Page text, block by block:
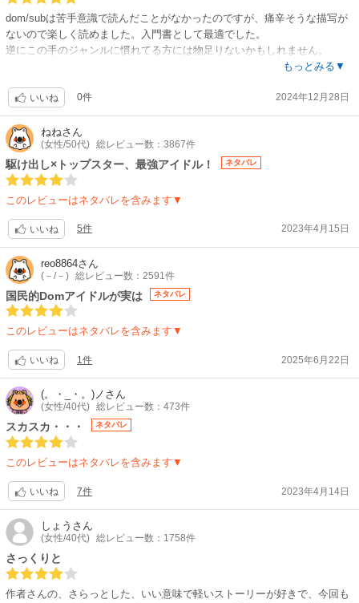
dom/subは苦手意識で読んだことがなかったのですが、痛辛そうな描写が
ないので楽しく読めました。入門書として最適でした。
逆にこの手のジャンルに慣れてる方には物足りないかもしれません。
ストーリーはわりとオーソドックスですが、その分しっかりと組まれてい
描かれているように思います。
受の子がそれなりにしっかりしてたのが高ポイントです。
あとさっぱりとした絵柄の中に魅力が詰まってます。
買ってよかったです。
もっとみる▼
いいね 0件 2024年12月28日
ねねさん
(女性/50代) 総レビュー数：3867件
駆け出し×トップスター、最強アイドル！ ネタバレ
このレビューはネタバレを含みます▼
いいね 5件 2023年4月15日
reo8864さん
(－/－) 総レビュー数：2591件
国民的Domアイドルが実は ネタバレ
このレビューはネタバレを含みます▼
いいね 1件 2025年6月22日
(。・_・。)ノ さん
(女性/40代) 総レビュー数：473件
スカスカ・・・ ネタバレ
このレビューはネタバレを含みます▼
いいね 7件 2023年4月14日
しょう さん
(女性/40代) 総レビュー数：1758件
さっくりと
作者さんの、さらっとした、いい意味で軽いストーリーが好きで、今回も